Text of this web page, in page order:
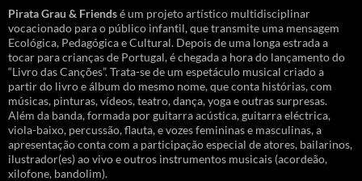
Pirata Grau & Friendsé um projeto artístico multidisciplinar
vocacionado para o público infantil, que transmite uma mensagem
Ecológica, Pedagógica e Cultural. Depois de uma longa estrada a
tocar para crianças de Portugal, é chegada a hora do lançamento do
“Livro das Canções”. Trata-se de um espetáculo musical criado a
partir do livro e álbum do mesmo nome, que conta histórias, com
músicas, pinturas, vídeos, teatro, dança, yoga e outras surpresas.
Além da banda, formada por guitarra acústica, guitarra eléctrica,
viola-baixo, percussão, flauta, e vozes femininas e masculinas, a
apresentação conta com a participação especial de atores, bailarinos,
ilustrador(es) ao vivo e outros instrumentos musicais (acordeão,
xilofone, bandolim).